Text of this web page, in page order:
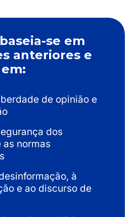
se em
anteriores e
de opinião e
dos
as normas
à
e ao discurso de